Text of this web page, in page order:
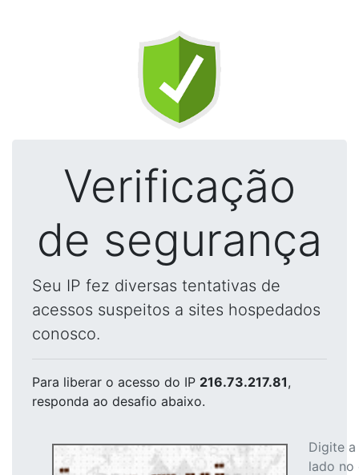
Verificação
de segurança
Seu IP fez diversas tentativas de
acessos suspeitos a sites hospedados
conosco.
Para liberar o acesso do IP 216.73.217.81,
responda ao desafio abaixo.
Digite
lado no